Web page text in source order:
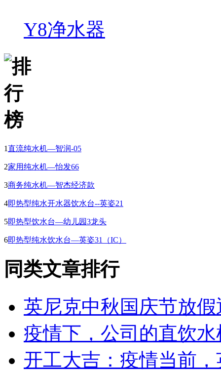
Y8净水器
1直流纯水机—智润-05
2家用纯水机—怡发66
3商务纯水机—智杰经济款
4即热型纯水开水器饮水台--英姿21
5即热型饮水台—幼儿园3龙头
6即热型纯水饮水台—英姿31（IC）
同类文章排行
英尼克中秋国庆节放假
疫情下，公司的直饮
开工大吉：疫情当前